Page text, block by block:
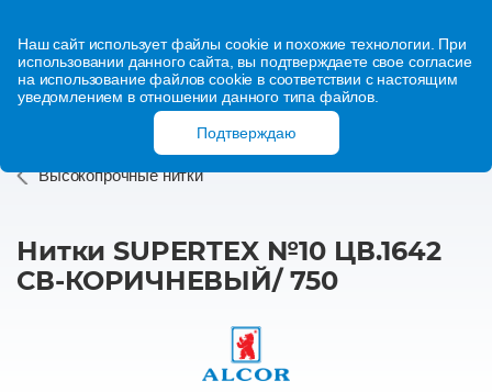
Наш сайт использует файлы cookie и похожие технологии. При
использовании данного сайта, вы подтверждаете свое согласие
на использование файлов cookie в соответствии с настоящим
уведомлением в отношении данного типа файлов.
Подтверждаю
Высокопрочные нитки
Нитки SUPERTEX №10 ЦВ.1642
СВ-КОРИЧНЕВЫЙ/ 750